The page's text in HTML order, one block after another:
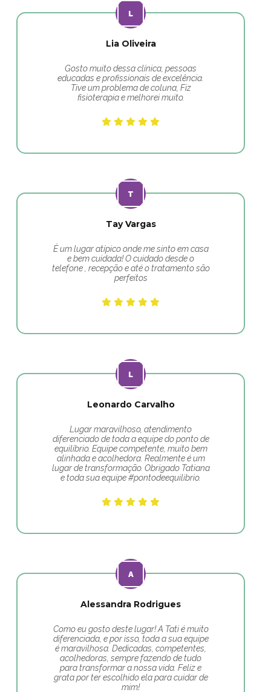
Lia Oliveira
Gosto muito dessa clínica, pessoas
educadas e profissionais de excelência.
Tive um problema de coluna, Fiz
fisioterapia e melhorei muito.
Tay Vargas
É um lugar atípico onde me sinto em casa
e bem cuidada! O cuidado desde o
telefone , recepção e até o tratamento são
perfeitos
Leonardo Carvalho
Lugar maravilhoso, atendimento
diferenciado de toda a equipe do ponto de
equilíbrio. Equipe competente, muito bem
alinhada e acolhedora. Realmente é um
lugar de transformação. Obrigado Tatiana
e toda sua equipe #pontodeequilibrio.
Alessandra Rodrigues
Como eu gosto deste lugar! A Tati é muito
diferenciada, e por isso, toda a sua equipe
é maravilhosa. Dedicadas, competentes,
acolhedoras, sempre fazendo de tudo
para transformar a nossa vida. Feliz e
grata por ter escolhido ela para cuidar de
mim!